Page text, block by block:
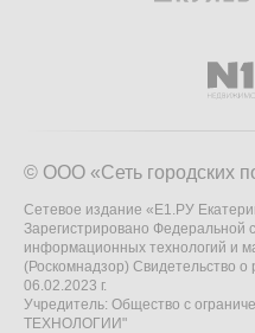
© ООО «Сеть городских
Сетевое издание «Е1.РУ
Зарегистрировано Федеральной
информационных технологий и
(Роскомнадзор) Свидетельство
06.02.2023 г.
Учредитель: Общество с
ТЕХНОЛОГИИ"